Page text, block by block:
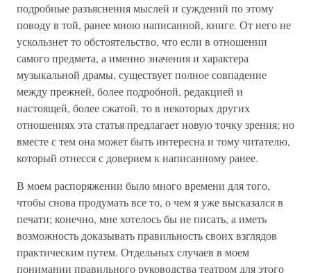
подробные разъяснения мыслей и суждений по этому
поводу в той, ранее мною написанной, книге. От него не
ускользнет то обстоятельство, что если в отношении
самого предмета, а именно значения и характера
музыкальной драмы, существует полное совпадение
между прежней, более подробной, редакцией и
настоящей, более сжатой, то в некоторых других
отношениях эта статья предлагает новую точку зрения; но
вместе с тем она может быть интересна и тому читателю,
который отнесся с доверием к написанному ранее.
В моем распоряжении было много времени для того,
чтобы снова продумать все то, о чем я уже высказался в
печати; конечно, мне хотелось бы не писать, а иметь
возможность доказывать правильность своих взглядов
практическим путем. Отдельных случаев в моем
понимании правильного руководства театром для этого